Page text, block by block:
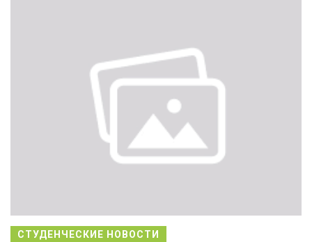
СТУДЕНЧЕСКИЕ НОВОСТИ